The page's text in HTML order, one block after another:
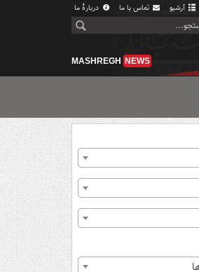
آرشیو تماس با ما دربارهٔ ما
MASHREGH NEWS